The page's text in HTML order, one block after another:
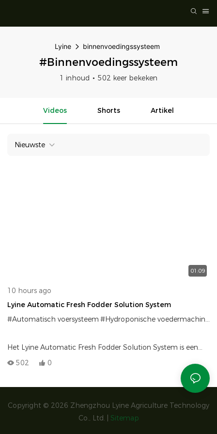
Lyine binnenvoedingssysteem
#binnenvoedingssysteem
1 inhoud 502 keer bekeken
Videos Shorts Artikel
Nieuwste
01:09
10 hours ago
Lyine Automatic Fresh Fodder Solution System
#Automatisch voersysteem #Hydroponische voedermachine
Het Lyine Automatic Fresh Fodder Solution System is een
geavanceerde, volledig geautomatiseerde oplossing die is
ontworpen om het hele jaar door vers, voedzaam voeder te
produceren met minimale arbeid.
502 0
Copyright © 2026 Zhengzhou Lyine Agriculture Technology
Co., Ltd. |
Sitemap